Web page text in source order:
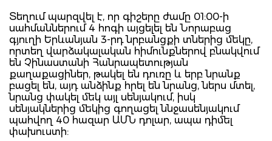
Տեղում պարզվել է, որ գիշերը ժամը 01:00-ի
սահմաններում 4 հոգի այցելել են Նորաբաց
գյուղի Երևանյան 3-րդ նրբանցքի տներից մեկը,
որտեղ վարձակալական հիմունքներով բնակվում
են Չինաստանի Հանրապետության
քաղաքացիներ, թակել են դուռը և երբ նրանք
բացել են, այդ անձինք հրել են նրանց, ներս մտել,
նրանց փակել մեկ այլ սենյակում, իսկ
սենյակներից մեկից գողացել ննջասենյակում
պահվող 40 հազար ԱՄՆ դոլար, ապա դիմել
փախուստի: